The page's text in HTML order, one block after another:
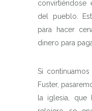
del pueblo.
para hacer
dinero para
Si
Fuster,
la iglesia, que